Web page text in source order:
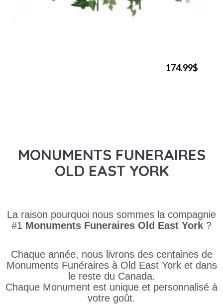
174.99$
MONUMENTS FUNERAIRES
OLD EAST YORK
La raison pourquoi nous sommes la compagnie
#1 Monuments Funeraires Old East York ?
Chaque année, nous livrons des centaines de
Monuments Funéraires à Old East York et dans
le reste du Canada.
Chaque Monument est unique et personnalisé à
votre goût.